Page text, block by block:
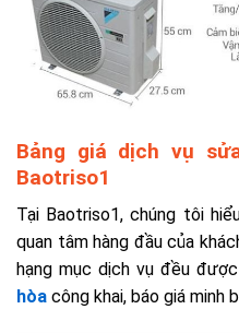
Bảng giá dịch vụ
Baotriso1
Tại Baotriso1, chúng tôi
quan tâm hàng đầu của
hạng mục dịch vụ đều
hòa công khai, báo giá minh